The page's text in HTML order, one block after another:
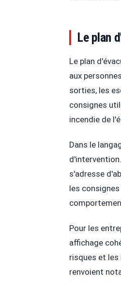
Le plan
Le plan
aux
sorties, les
consignes
incendie de
Dans le
s'adresse
les
Pour les
affichage
risques et les
renvoient